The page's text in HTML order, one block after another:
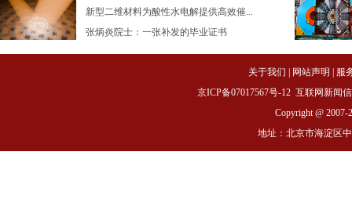
新型二维材料为酸性水电解提供高效催...
张炳炎院士：一张补发的毕业证书
关于我们 网站声明
服
京ICP备07017567号-12 互联网新闻
Copyright @ 2007-
地址：北京市海淀区